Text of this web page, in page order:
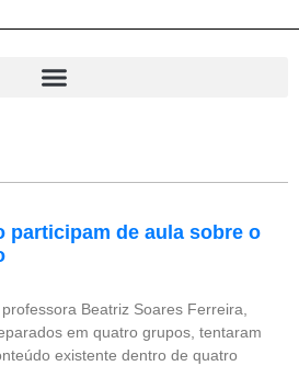
participam de aula sobre o
Beatriz Soares Ferreira,
em quatro grupos, tentaram
existente dentro de quatro